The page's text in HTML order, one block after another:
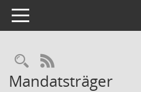
Toggle navigation
Rechercheauswahl
RSS-Feed
Mandatsträger